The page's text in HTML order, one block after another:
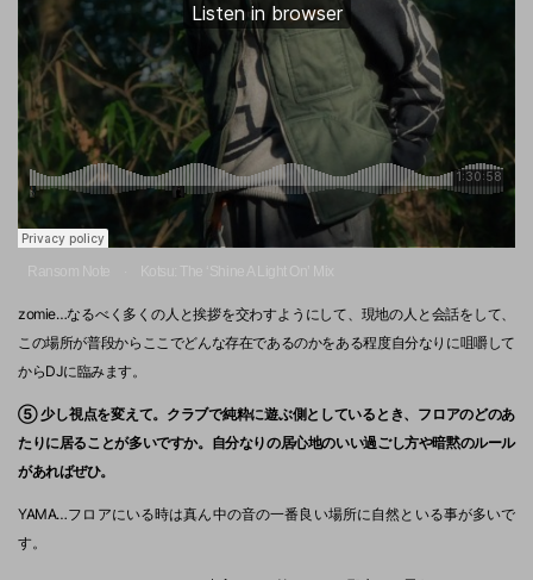
zomie…なるべく多くの人と挨拶を交わすようにして、現地の人と会話をして、
この場所が普段からここでどんな存在であるのかをある程度自分なりに咀嚼して
からDJに臨みます。
⑤ 少し視点を変えて。クラブで純粋に遊ぶ側としているとき、フロアのどのあ
たりに居ることが多いですか。自分なりの居心地のいい過ごし方や暗黙のルール
があればぜひ。
YAMA…フロアにいる時は真ん中の音の一番良い場所に自然といる事が多いで
す。